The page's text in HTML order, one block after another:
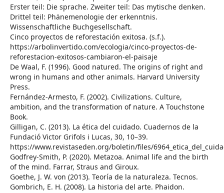
Erster teil: Die sprache. Zweiter teil: Das mytische denken.
Drittel teil: Phänemenologie der erkenntnis.
Wissenschaftliche Buchgesellschaft.
Cinco proyectos de reforestación exitosa. (s.f.).
https://arbolinvertido.com/ecologia/cinco-proyectos-de-
reforestacion-exitosos-cambiaron-el-paisaje
De Waal, F. (1996). Good natured. The origins of right and
wrong in humans and other animals. Harvard University
Press.
Fernández-Armesto, F. (2002). Civilizations. Culture,
ambition, and the transformation of nature. A Touchstone
Book.
Gilligan, C. (2013). La ética del cuidado. Cuadernos de la
Fundació Victor Grifols i Lucas, 30, 10–39.
https://www.revistaseden.org/boletin/files/
Godfrey-Smith, P. (2020). Metazoa. Animal life and the birth
of the mind. Farrar, Straus and Giroux.
Goethe, J. W. von (2013). Teoría de la naturaleza. Tecnos.
Gombrich, E. H. (2008). La historia del arte. Phaidon.